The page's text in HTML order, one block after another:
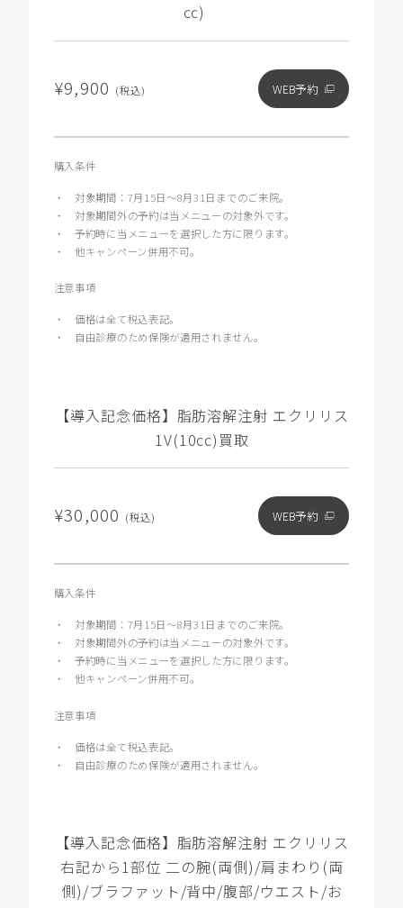
㏄)
¥9,900 (税込) WEB予約
購入条件
・ 対象期間：7月15日～8月31日までのご来院。
・ 対象期間外の予約は当メニューの対象外です。
・予約時に当メニューを選択した方に限ります。
・他キャンペーン併用不可。
注意事項
・価格は全て税込表記。
・
自由診療のため保険が適用されません。
【導入記念価格】脂肪溶解注射 エクリリス
1V(10cc)買取
¥30,000 (税込) WEB予約
購入条件
・ 対象期間：7月15日～8月31日までのご来院。
・ 対象期間外の予約は当メニューの対象外です。
・予約時に当メニューを選択した方に限ります。
・他キャンペーン併用不可。
注意事項
・価格は全て税込表記。
・
自由診療のため保険が適用されません。
【導入記念価格】脂肪溶解注射 エクリリス
右記から1部位 二の腕(両側)/肩まわり(両
側)/ブラファット/背中/腹部/ウエスト/お